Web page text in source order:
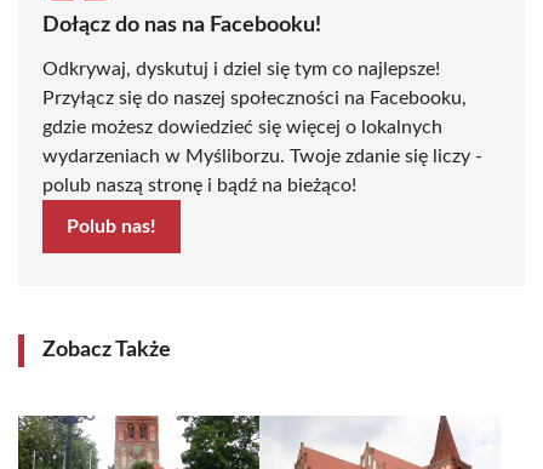
Dołącz do nas na Facebooku!
Odkrywaj, dyskutuj i dziel się tym co najlepsze!
Przyłącz się do naszej społeczności na Facebooku,
gdzie możesz dowiedzieć się więcej o lokalnych
wydarzeniach w Myśliborzu. Twoje zdanie się liczy -
polub naszą stronę i bądź na bieżąco!
Polub nas!
Zobacz Także